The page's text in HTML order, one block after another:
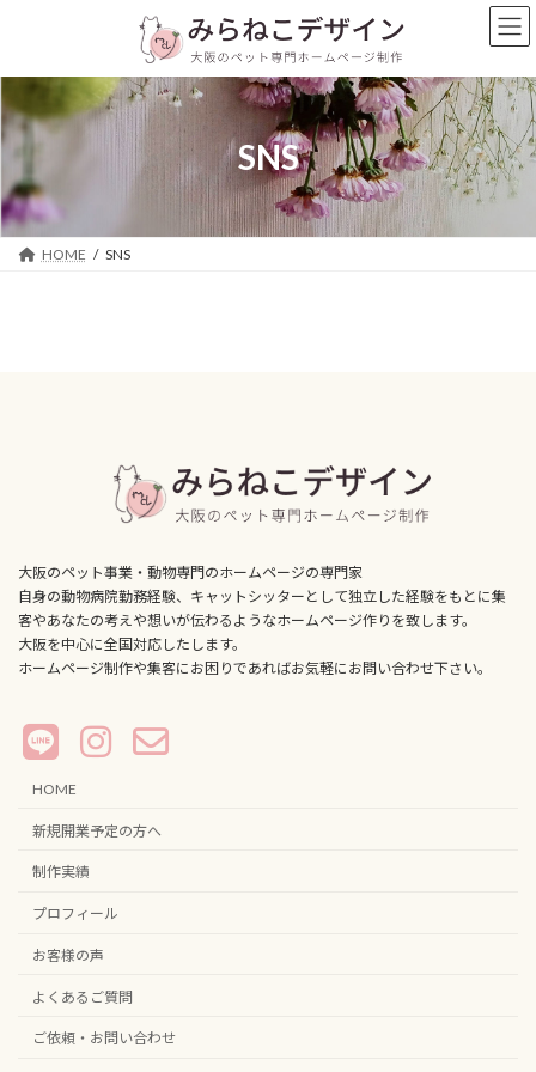
ン
ツ
へ
キ
ッ
プ
ー
シ
ョ
に
移
動
SNS
HOME SNS
大阪のペット事業・動物専門のホームページの専門家
自身の動物病院勤務経験、キャットシッターとして独立した経験をもとに集
客やあなたの考えや想いが伝わるようなホームページ作りを致します。
大阪を中心に全国対応したします。
ホームページ制作や集客にお困りであればお気軽にお問い合わせ下さい。
HOME
新規開業予定の方へ
制作実績
プロフィール
お客様の声
よくあるご質問
ご依頼・お問い合わせ